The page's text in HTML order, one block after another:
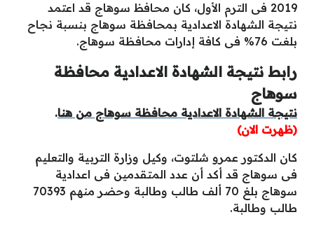
2019 فى الترم الأول، كان محافظ سوهاج قد اعتمد
نتيجة الشهادة الاعدادية بمحافظة سوهاج بنسبة نجاح
بلغت 76% فى كافة إدارات محافظة سوهاج.
رابط نتيجة الشهادة الاعدادية محافظة
سوهاج
نتيجة الشهادة الاعدادية محافظة سوهاج من هنا.
(ظهرت الان)
كان الدكتور عمرو شلتوت، وكيل وزارة التربية والتعليم
فى سوهاج قد أكد أن عدد المتقدمين فى اعدادية
سوهاج بلغ 70 ألف طالب وطالبة وحضر منهم 70393
طالب وطالبة.